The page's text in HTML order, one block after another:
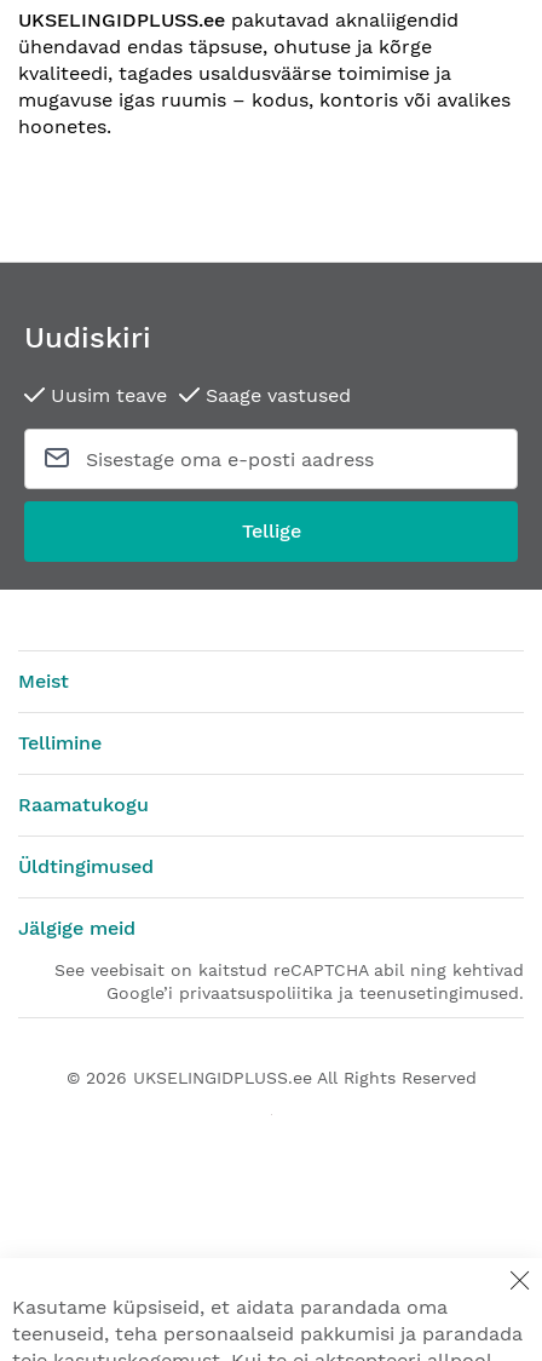
UKSELINGIDPLUSS.ee pakutavad aknaliigendid
ühendavad endas täpsuse, ohutuse ja kõrge
kvaliteedi, tagades usaldusväärse toimimise ja
mugavuse igas ruumis – kodus, kontoris või avalikes
hoonetes.
Uudiskiri
Uusim teave Saage vastused
Tellige
Meist
Tellimine
Raamatukogu
Üldtingimused
Jälgige meid
See veebisait on kaitstud reCAPTCHA abil ning kehtivad
Google’i privaatsuspoliitika ja teenusetingimused.
© 2026 UKSELINGIDPLUSS.eeAll Rights Reserved
Kasutame küpsiseid, et aidata parandada oma
teenuseid, teha personaalseid pakkumisi ja parandada